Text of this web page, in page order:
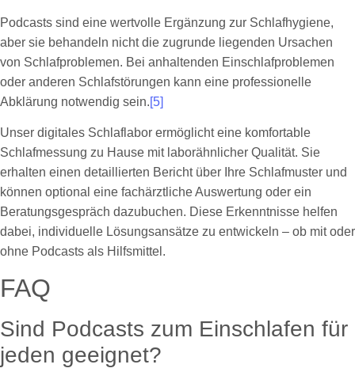
Podcasts sind eine wertvolle Ergänzung zur Schlafhygiene,
aber sie behandeln nicht die zugrunde liegenden Ursachen
von Schlafproblemen. Bei anhaltenden Einschlafproblemen
oder anderen Schlafstörungen kann eine professionelle
Abklärung notwendig sein.[5]
Unser digitales Schlaflabor ermöglicht eine komfortable
Schlafmessung zu Hause mit laborähnlicher Qualität. Sie
erhalten einen detaillierten Bericht über Ihre Schlafmuster und
können optional eine fachärztliche Auswertung oder ein
Beratungsgespräch dazubuchen. Diese Erkenntnisse helfen
dabei, individuelle Lösungsansätze zu entwickeln – ob mit oder
ohne Podcasts als Hilfsmittel.
FAQ
Sind Podcasts zum Einschlafen für
jeden geeignet?